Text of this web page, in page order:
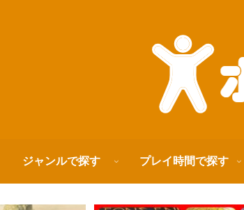
ジャンルで探す プレイ時間で探す